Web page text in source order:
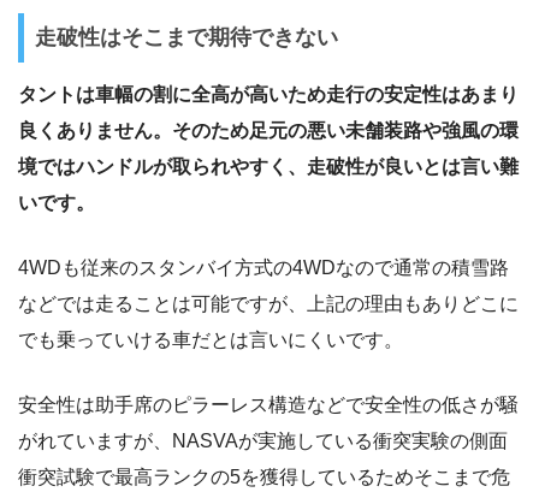
走破性はそこまで期待できない
タントは車幅の割に全高が高いため走行の安定性はあまり
良くありません。そのため足元の悪い未舗装路や強風の環
境ではハンドルが取られやすく、走破性が良いとは言い難
いです。
4WDも従来のスタンバイ方式の4WDなので通常の積雪路
などでは走ることは可能ですが、上記の理由もありどこに
でも乗っていける車だとは言いにくいです。
安全性は助手席のピラーレス構造などで安全性の低さが騒
がれていますが、NASVAが実施している衝突実験の側面
衝突試験で最高ランクの5を獲得しているためそこまで危